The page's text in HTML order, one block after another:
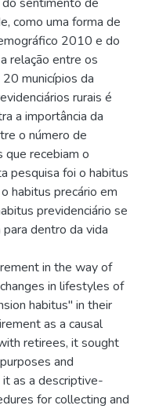
como uma forma de
2010 e do
relação entre os
municípios da
rurais é
a importância da
o número de
que recebiam o
pesquisa foi o habitus
habitus precário em
previdenciário se
para dentro da vida
in the way of
in lifestyles of
habitus" in their
as a causal
retirees, it sought
and
it as a descriptive-
for collecting and